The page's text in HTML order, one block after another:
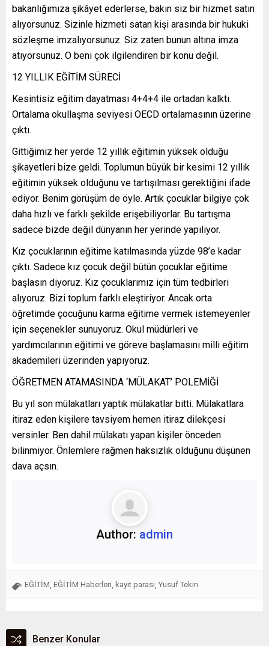
bakanlığımıza şikâyet ederlerse, bakın siz bir hizmet satın
alıyorsunuz. Sizinle hizmeti satan kişi arasında bir hukuki
sözleşme imzalıyorsunuz. Siz zaten bunun altına imza
atıyorsunuz. O beni çok ilgilendiren bir konu değil.
12 YILLIK EĞİTİM SÜRECİ
Kesintisiz eğitim dayatması 4+4+4 ile ortadan kalktı.
Ortalama okullaşma seviyesi OECD ortalamasının üzerine
çıktı.
Gittiğimiz her yerde 12 yıllık eğitimin yüksek olduğu
şikayetleri bize geldi. Toplumun büyük bir kesimi 12 yıllık
eğitimin yüksek olduğunu ve tartışılması gerektiğini ifade
ediyor. Benim görüşüm de öyle. Artık çocuklar bilgiye çok
daha hızlı ve farklı şekilde erişebiliyorlar. Bu tartışma
sadece bizde değil dünyanın her yerinde yapılıyor.
Kız çocuklarının eğitime katılmasında yüzde 98’e kadar
çıktı. Sadece kız çocuk değil bütün çocuklar eğitime
başlasın diyoruz. Kız çocuklarımız için tüm tedbirleri
alıyoruz. Bizi toplum farklı eleştiriyor. Ancak orta
öğretimde çocuğunu karma eğitime vermek istemeyenler
için seçenekler sunuyoruz. Okul müdürleri ve
yardımcılarının eğitimi ve göreve başlamasını milli eğitim
akademileri üzerinden yapıyoruz.
ÖĞRETMEN ATAMASINDA ‘MÜLAKAT’ POLEMİĞİ
Bu yıl son mülakatları yaptık mülakatlar bitti. Mülakatlara
itiraz eden kişilere tavsiyem hemen itiraz dilekçesi
versinler. Ben dahil mülakatı yapan kişiler önceden
bilinmiyor. Önlemlere rağmen haksızlık olduğunu düşünen
dava açsın.
Author: admin
EĞİTİM, EĞİTİM Haberleri, kayıt parası, Yusuf Tekin
Benzer Konular